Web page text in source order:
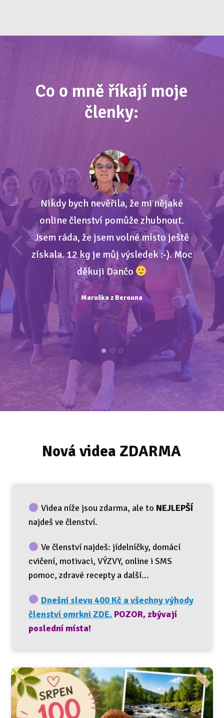
Co o mně říkají moje
členky:
Nikdy bych nevěřila, že mi nějaké
online členství pomůže zhubnout.
Jsem ráda, že jsem volné místo ještě
získala. 12 kg je můj výsledek :-). Moc
děkuji Dančo
Maruška z Berouna
Věra z Prahy
Petra z Ostravy
Nová videa ZDARMA
Videa níže jsou zdarma, ale to NEJLEPŠÍ
najdeš ve členství.
Ve členství najdeš: jídelníčky, domácí
cvičení, motivaci, VÝZVY, online i SMS
pomoc, zdravé recepty a další...
Dnešní slevu 400 Kč a všechny výhody
členství omrkni ZDE. POZOR, zbývají
poslední místa!